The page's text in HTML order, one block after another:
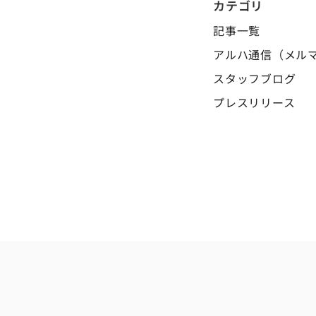
カテゴリ
記事一覧
アルハ通信（メル
スタッフブログ
プレスリリース